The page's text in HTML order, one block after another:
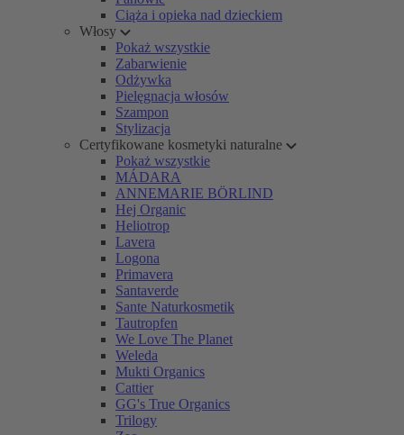
Ciąża i opieka nad dzieckiem
Włosy
Pokaż wszystkie
Zabarwienie
Odżywka
Pielęgnacja włosów
Szampon
Stylizacja
Certyfikowane kosmetyki naturalne
Pokaż wszystkie
MÁDARA
ANNEMARIE BÖRLIND
Hej Organic
Heliotrop
Lavera
Logona
Primavera
Santaverde
Sante Naturkosmetik
Tautropfen
We Love The Planet
Weleda
Mukti Organics
Cattier
GG's True Organics
Trilogy